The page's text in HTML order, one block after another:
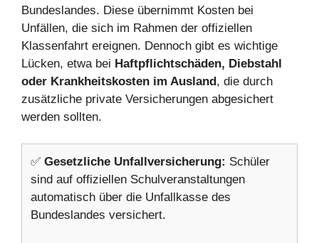
Bundeslandes. Diese übernimmt Kosten bei
Unfällen, die sich im Rahmen der offiziellen
Klassenfahrt ereignen. Dennoch gibt es wichtige
Lücken, etwa bei Haftpflichtschäden, Diebstahl
oder Krankheitskosten im Ausland, die durch
zusätzliche private Versicherungen abgesichert
werden sollten.
✅ Gesetzliche Unfallversicherung: Schüler
sind auf offiziellen Schulveranstaltungen
automatisch über die Unfallkasse des
Bundeslandes versichert.